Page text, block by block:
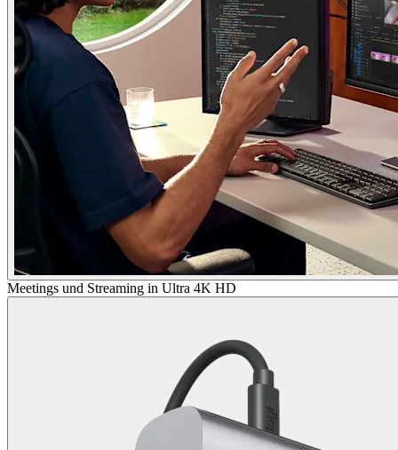
Meetings und Streaming in Ultra 4K HD